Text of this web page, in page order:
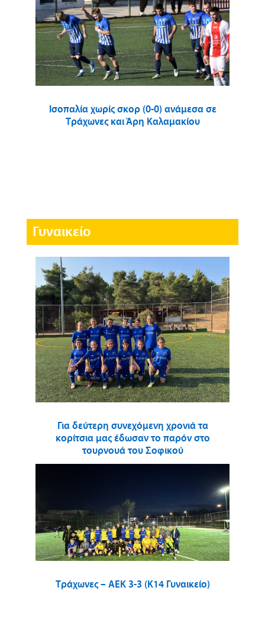
Ισοπαλία χωρίς σκορ (0-0) ανάμεσα σε
Τράχωνες και Άρη Καλαμακίου
Γυναικείο
Για δεύτερη συνεχόμενη χρονιά τα
κορίτσια μας έδωσαν το παρόν στο
τουρνουά του Σοφικού
Τράχωνες – ΑΕΚ 3-3 (Κ14 Γυναικείο)